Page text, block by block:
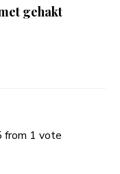
gehakt
from 1 vote